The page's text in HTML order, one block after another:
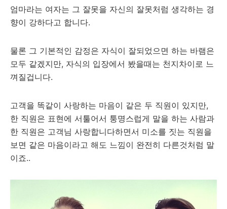
엄마라는 여자는 그 잘못을 자신의 잘못처럼 생각하는 경
향이 강하다고 합니다.
물론 그 기본적인 감정은 자식이 잘되었으면 하는 바램은
모두 같겠지만, 자식의 입장에서 봤을때는 천지차이로 느
껴질겁니다.
고객을 똑같이 사랑하는 마음이 같은 두 직원이 있지만,
한 직원은 표현에 서툴어서 퉁명스럽게 말을 하는 사람과
한 직원은 고객님 사랑합니다하면서 미소를 짓는 직원을
보면 같은 마음이라고 해도 느낌이 완전히 다른것처럼 말
이죠..